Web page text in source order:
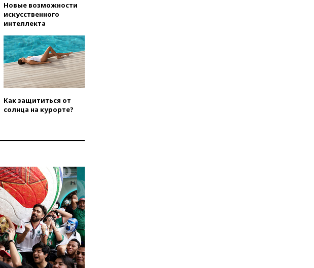
150-летие Союза
деятелей
Newsweek:
диарея охватила
штатов США
ПВО за 12 часов
украинских
20:20 Третий комплект
медалей выиграли на
синхронистки
По всей Грузии
Зеленский связал
ракет с попыткой
принудить Киев к
Памфилова: ЦИК
беспрецедентные
Новые возможности
искусственного
интеллекта
Как защититься от
солнца на курорте?